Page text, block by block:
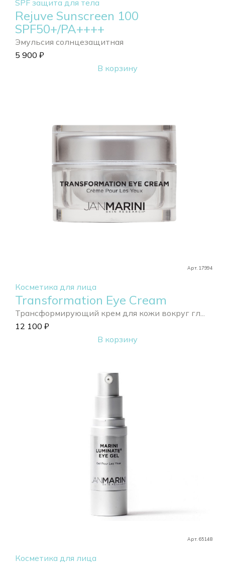
SPF защита для тела
Rejuve Sunscreen 100
SPF50+/PA++++
Эмульсия солнцезащитная
5 900 ₽
В корзину
Арт. 17994
Косметика для лица
Transformation Eye Cream
Трансформирующий крем для кожи вокруг гл...
12 100 ₽
В корзину
Арт. 65148
Косметика для лица